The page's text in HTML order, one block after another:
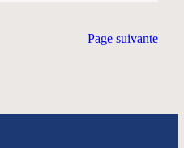
Page suivante